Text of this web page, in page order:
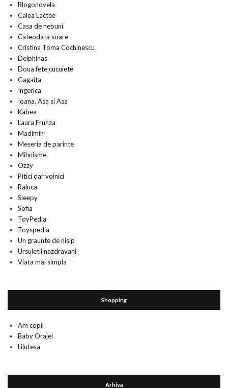
Blogonovela
Calea Lactee
Casa de nebuni
Cateodata soare
Cristina Toma Cochinescu
Delphinas
Doua fete cucuiete
Gagaita
Ingerica
Ioana. Asa si Asa
Kabea
Laura Frunza
Madimih
Meseria de parinte
Mihnisme
Ozzy
Pitici dar voinici
Raluca
Sleepy
Sofia
ToyPedia
Toyspedia
Un graunte de nisip
Ursuletii nazdravani
Viata mai simpla
Shopping
Am copil
Baby Orajel
Lilutesa
Arhiva